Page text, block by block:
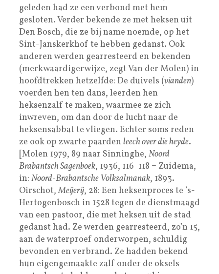
geleden had ze een verbond met hem
gesloten. Verder bekende ze met heksen uit
Den Bosch, die ze bij name noemde, op het
Sint-Janskerkhof te hebben gedanst. Ook
anderen werden gearresteerd en bekenden
(merkwaardigerwijze, zegt Van der Molen) in
hoofdtrekken hetzelfde: De duivels (vianden)
voerden hen ten dans, leerden hen
heksenzalf te maken, waarmee ze zich
inwreven, om dan door de lucht naar de
heksensabbat te vliegen. Echter soms reden
ze ook op zwarte paarden leech over die heyde.
[Molen 1979, 89 naar Sinninghe, Noord
Brabantsch Sagenboek, 1936, 116-118 = Zuidema,
in: Noord-Brabantsche Volksalmanak, 1893.
Oirschot,Meijerij, 28: Een heksenproces te ’s-
Hertogenbosch in 1528 tegen de dienstmaagd
van een pastoor, die met heksen uit de stad
gedanst had. Ze werden gearresteerd, zo’n 15,
aan de waterproef onderworpen, schuldig
bevonden en verbrand. Ze hadden bekend
hun eigengemaakte zalf onder de oksels